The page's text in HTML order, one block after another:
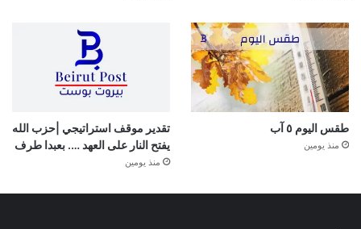
طقس اليوم ٥ آب
منذ يومين
تقدير موقف استراتيجي |حزب الله
يفتح النار على العهد …. بعبدا طرف
منذ يومين